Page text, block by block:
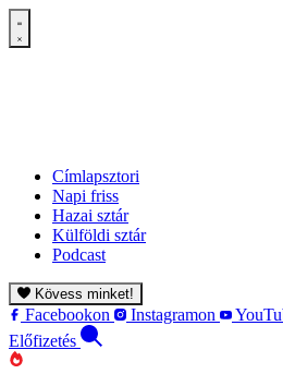
Címlapsztori
Napi friss
Hazai sztár
Külföldi sztár
Podcast
Kövess minket!
Facebookon Instagramon
Előfizetés